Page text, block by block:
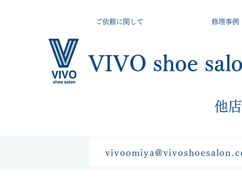
VIVO shoe
他
ご依頼に関して 修理事例